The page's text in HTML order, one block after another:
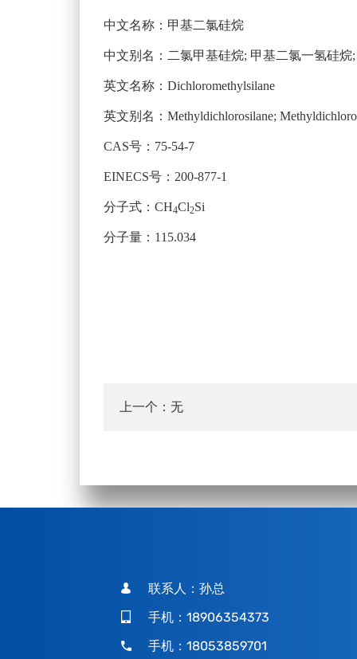
中文名称：甲基二氯硅烷
中文别名：二氯甲基硅烷; 甲基二氯一氢硅
英文名称：Dichloromethylsilane
英文别名：Methyldichlorosilane;
CAS号：75-54-7
EINECS号：200-877-1
分子式：CH4Cl2Si
分子量：115.034
上一个：无
联系人：孙总
手机：18906354373
手机：18053859701